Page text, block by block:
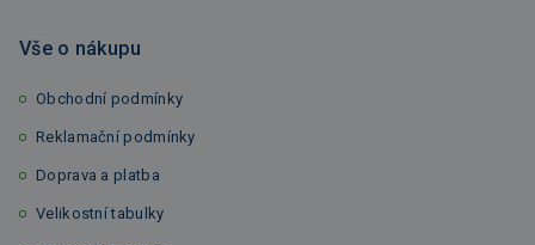
Vše o nákupu
Obchodní podmínky
Reklamační podmínky
Doprava a platba
Velikostní tabulky